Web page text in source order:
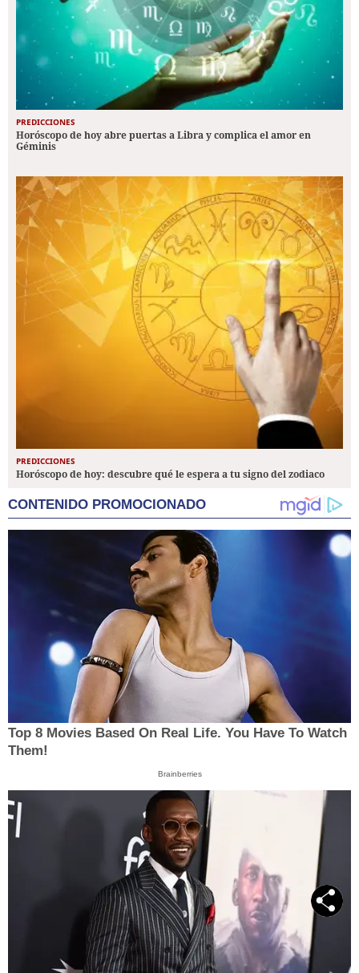
PREDICCIONES
Horóscopo de hoy abre puertas a Libra y complica el amor en
Géminis
PREDICCIONES
Horóscopo de hoy: descubre qué le espera a tu signo del zodiaco
CONTENIDO PROMOCIONADO
Top 8 Movies Based On Real Life. You Have To Watch
Them!
Brainberries